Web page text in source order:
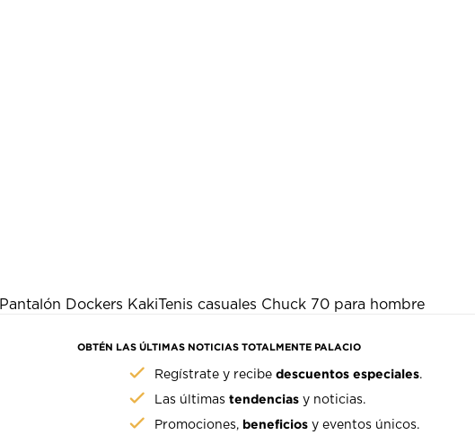
Pantalón Dockers KakiTenis casuales Chuck 70 para hombre
OBTÉN LAS ÚLTIMAS NOTICIAS TOTALMENTE PALACIO
Regístrate y recibedescuentos especiales.
Las últimastendencias y noticias.
Promociones, beneficios y eventos únicos.